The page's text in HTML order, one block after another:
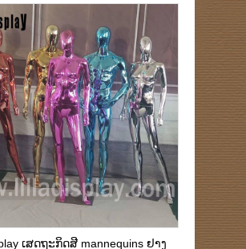
ເສດຖະກິດສີ mannequins ຢາງ